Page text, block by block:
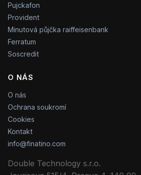
Pujckafon
Provident
Minutová půjčka raiffeisenbank
Ferratum
Soscredit
O NÁS
O nás
Ochrana soukromí
Cookies
Kontakt
info@finatino.com
Double Technology s.r.o.